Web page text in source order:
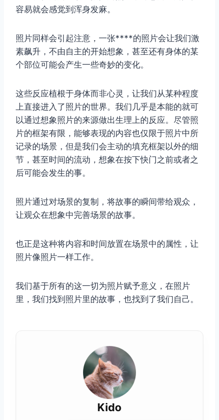
容易就会感觉到浑身发麻。
照片同样会引起注意，一张****的照片会让我们激
素飙升，不由自主的开始想象，甚至还有身体的某
个部位可能会产生一些奇妙的变化。
这些反应植根于身体而非心灵，让我们从某种程度
上直接进入了照片的世界。我们几乎是本能的就可
以通过想象照片的来源做出生理上的反应。尽管照
片的框架有限，能够表现的内容也仅限于照片中所
记录的场景，但是我们会主动的填充框架以外的细
节，甚至时间的流动，想象在按下快门之前或者之
后可能会发生的事。
照片通过对场景的复制，将故事的瞬间带给观众，
让观众在想象中完善场景的故事。
也正是这种将内容和时间放置在场景中的属性，让
照片像照片一样工作。
我们基于所有的这一切为照片赋予意义，在照片
里，我们找到照片里的故事，也找到了我们自己。
Kido
取消 搜索